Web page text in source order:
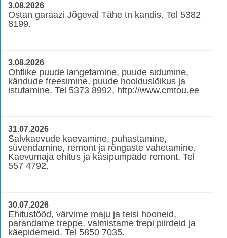
3.08.2026
Ostan garaazi Jõgeval Tähe tn kandis. Tel 5382
8199.
3.08.2026
Ohtlike puude langetamine, puude sidumine,
kändude freesimine, puude hoolduslõikus ja
istutamine. Tel 5373 8992, http://www.cmtou.ee
31.07.2026
Salvkaevude kaevamine, puhastamine,
süvendamine, remont ja rõngaste vahetamine.
Kaevumaja ehitus ja käsipumpade remont. Tel
557 4792.
30.07.2026
Ehitustööd, värvime maju ja teisi hooneid,
parandame treppe, valmistame trepi piirdeid ja
käepidemeid. Tel 5850 7035.